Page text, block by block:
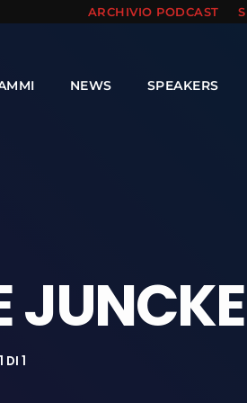
ARCHIVIO PODCAST
NEWS SPEAKERS
DI 1